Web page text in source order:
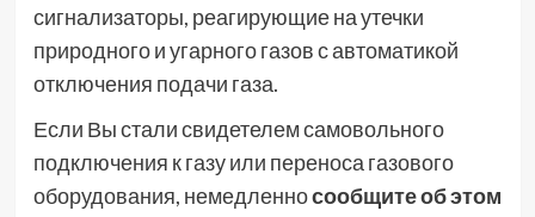
сигнализаторы, реагирующие на утечки
природного и угарного газов с автоматикой
отключения подачи газа.
Если Вы стали свидетелем самовольного
подключения к газу или переноса газового
оборудования, немедленносообщите об этом